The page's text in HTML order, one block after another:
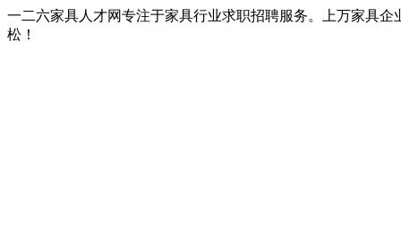
一二六家具人才网专注于家具行业求职招聘服务。上万家具
松！